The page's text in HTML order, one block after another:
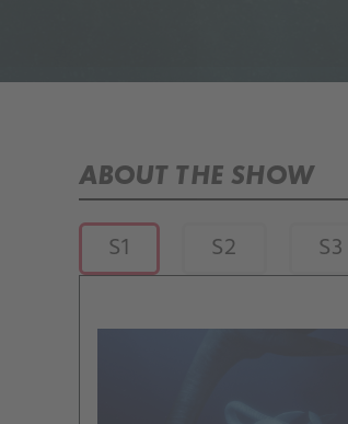
ABOUT THE SHOW
S1 S2 S3